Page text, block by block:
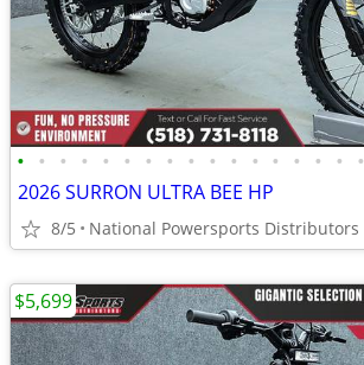
• • • • • • • • • • • • • • • • •
2026 SURRON ULTRA BEE HP
8/5 National Powersports Distributors
$5,699